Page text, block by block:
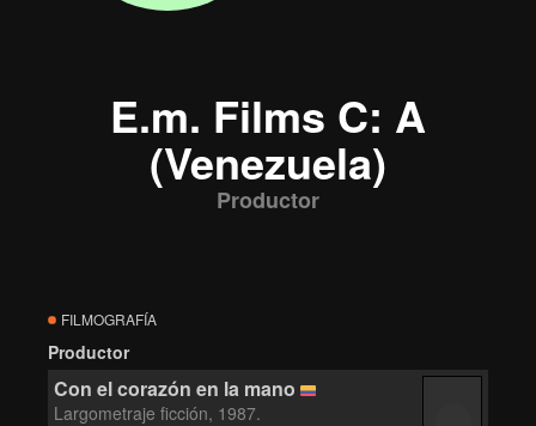
E.m. Films C: A
(Venezuela)
Productor
FILMOGRAFÍA
Productor
Con el corazón en la mano
Largometraje ficción, 1987.